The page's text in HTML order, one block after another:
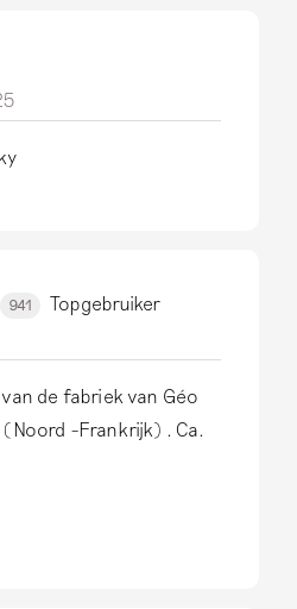
941
Topgebruiker
de fabriek van Géo
-Frankrijk) . Ca.